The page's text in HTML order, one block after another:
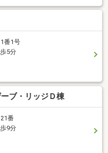
番1号
5分
ブ・リッジＤ棟
番
9分